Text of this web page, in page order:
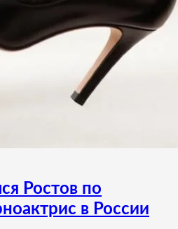
Ростов по
в России